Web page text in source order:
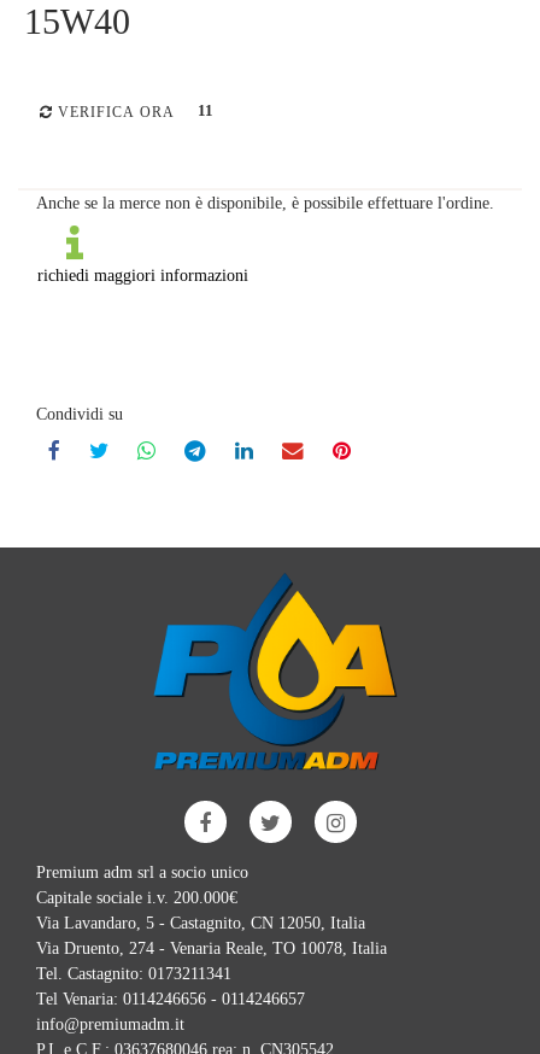
15W40
VERIFICA ORA 11
Anche se la merce non è disponibile, è possibile effettuare l'ordine.
richiedi maggiori informazioni
Condividi su
Premium adm srl a socio unico
Capitale sociale i.v. 200.000€
Via Lavandaro, 5 - Castagnito, CN 12050, Italia
Via Druento, 274 - Venaria Reale, TO 10078, Italia
Tel. Castagnito: 0173211341
Tel Venaria: 0114246656 - 0114246657
info@premiumadm.it
P.I. e C.F.: 03637680046 rea: n. CN305542